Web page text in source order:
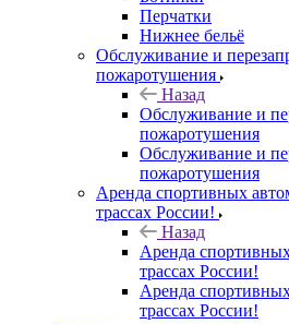
Перчатки
Нижнее бельё
Обслуживание и
пожаротушения
Назад
Обслуживание и
пожаротушения
Обслуживание и
пожаротушения
Аренда спортивных
трассах России!
Назад
Аренда
трассах России!
Аренда
трассах России!